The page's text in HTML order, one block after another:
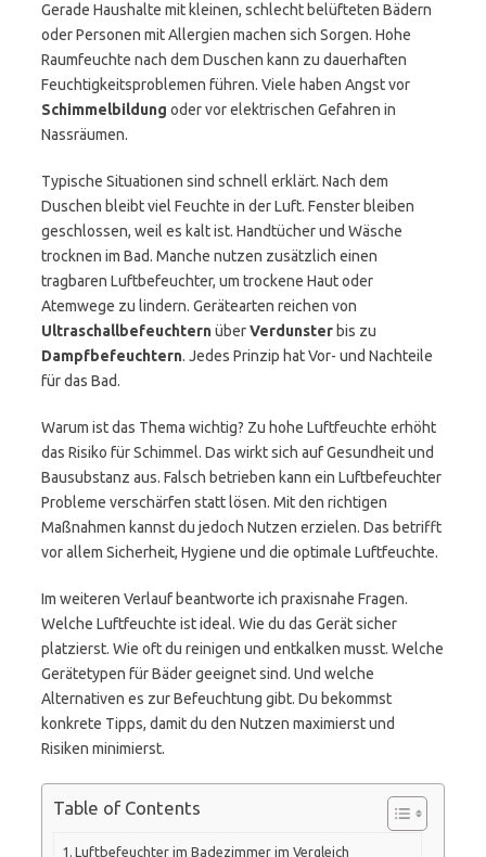
Gerade Haushalte mit kleinen, schlecht belüfteten Bädern
oder Personen mit Allergien machen sich Sorgen. Hohe
Raumfeuchte nach dem Duschen kann zu dauerhaften
Feuchtigkeitsproblemen führen. Viele haben Angst vor
Schimmelbildung oder vor elektrischen Gefahren in
Nassräumen.
Typische Situationen sind schnell erklärt. Nach dem
Duschen bleibt viel Feuchte in der Luft. Fenster bleiben
geschlossen, weil es kalt ist. Handtücher und Wäsche
trocknen im Bad. Manche nutzen zusätzlich einen
tragbaren Luftbefeuchter, um trockene Haut oder
Atemwege zu lindern. Gerätearten reichen von
UltraschallbefeuchternüberVerdunster bis zu
Dampfbefeuchtern. Jedes Prinzip hat Vor- und Nachteile
für das Bad.
Warum ist das Thema wichtig? Zu hohe Luftfeuchte erhöht
das Risiko für Schimmel. Das wirkt sich auf Gesundheit und
Bausubstanz aus. Falsch betrieben kann ein Luftbefeuchter
Probleme verschärfen statt lösen. Mit den richtigen
Maßnahmen kannst du jedoch Nutzen erzielen. Das betrifft
vor allem Sicherheit, Hygiene und die optimale Luftfeuchte.
Im weiteren Verlauf beantworte ich praxisnahe Fragen.
Welche Luftfeuchte ist ideal. Wie du das Gerät sicher
platzierst. Wie oft du reinigen und entkalken musst. Welche
Gerätetypen für Bäder geeignet sind. Und welche
Alternativen es zur Befeuchtung gibt. Du bekommst
konkrete Tipps, damit du den Nutzen maximierst und
Risiken minimierst.
Table of Contents
Luftbefeuchter im Badezimmer im Vergleich